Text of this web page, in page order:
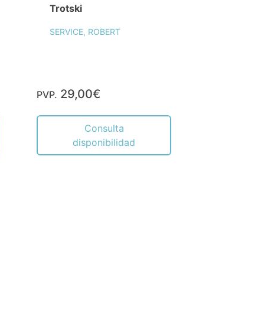
Trotski
SERVICE, ROBERT
PVP. 29,00€
Consulta
disponibilidad